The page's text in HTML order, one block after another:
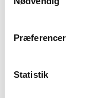
Præferencer
Statistik